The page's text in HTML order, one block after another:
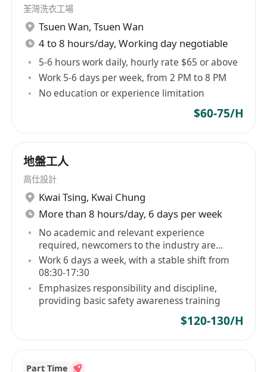
工作要求
具備良好廣東話溝通能力，能清晰與顧客及同事
交流；懂普通話及基礎英文為佳，可應對多元顧
客羣
無學歷及經驗限制，歡迎新人加入；具烘焙、飲
品製作或零售服務經驗者優先考慮
須為香港永久性居民或持有合法在港工作許可
性工時適應力
具責任感、積極主動，面對高峯時段或突發狀況
能保持冷靜，具備基本問題分析與協作解決能力
膳食津貼
加班津貼
荃灣洗衣工場
Tsuen Wan, Tsuen Wan
4 to 8 hours/day, Working day negotiable
5-6 hours work daily, hourly rate $65 or above
Work 5-6 days per week, from 2 PM to 8 PM
No education or experience limitation
$60-75/H
地盤工人
高仕設計
Kwai Tsing, Kwai Chung
More than 8 hours/day, 6 days per week
No academic and relevant experience
required, newcomers to the industry are
welcome
Work 6 days a week, with a stable shift from
08:30-17:30
Emphasizes responsibility and discipline,
providing basic safety awareness training
$120-130/H
Part Time